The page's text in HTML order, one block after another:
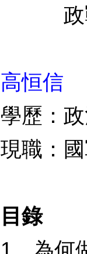
政戰
高恒信
學歷：
現職：
目錄